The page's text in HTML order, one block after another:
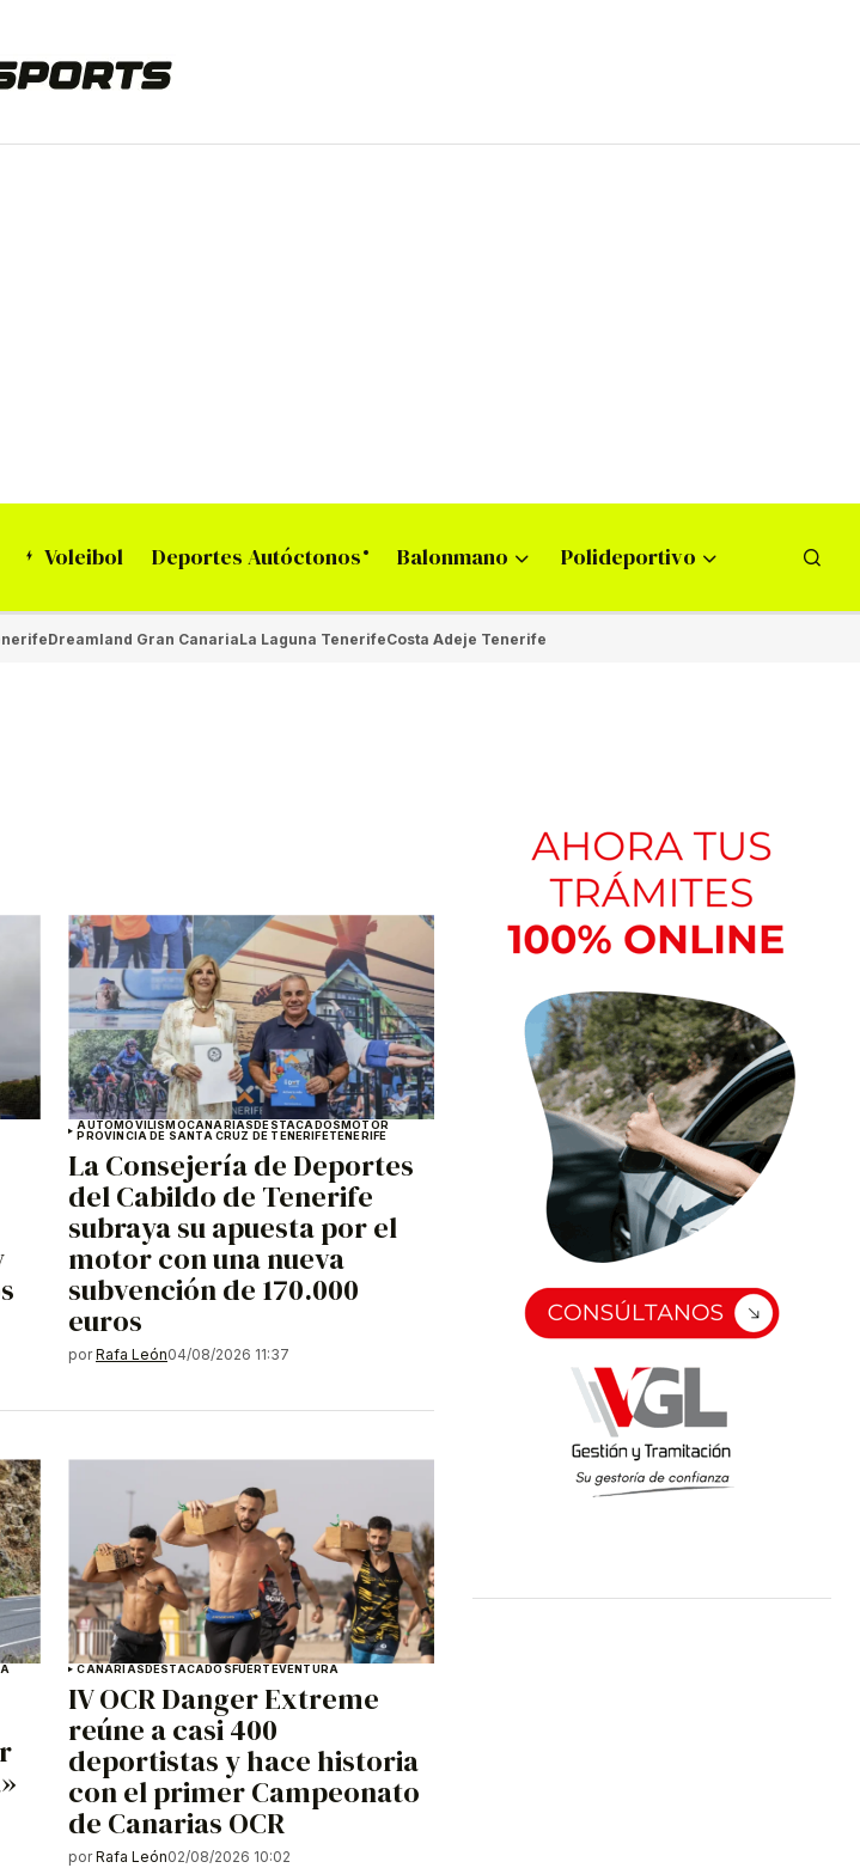
Voleibol Deportes Autóctonos Balonmano Polideportivo
Dreamland Gran CanariaLa Laguna TenerifeCosta Adeje Tenerife
AUTOMOVILISMOCANARIASDESTACADOSMOTOR
PROVINCIA DE SANTA CRUZ DE TENERIFETENERIFE
La Consejería de Deportes
del Cabildo de Tenerife
subraya su apuesta por el
motor con una nueva
subvención de 170.000
euros
por Rafa León04/08/2026 11:37
CANARIAS DESTACADOS FUERTEVENTURA
IV OCR Danger Extreme
reúne a casi 400
deportistas y hace historia
con el primer Campeonato
de Canarias OCR
por Rafa León02/08/2026 10:02